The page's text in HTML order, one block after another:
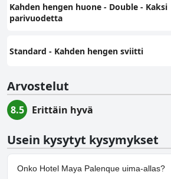
Kahden hengen huone - Double - Kaksi
parivuodetta
Standard - Kahden hengen sviitti
Arvostelut
8.5 Erittäin hyvä
Usein kysytyt kysymykset
Onko Hotel Maya Palenque uima-allas?